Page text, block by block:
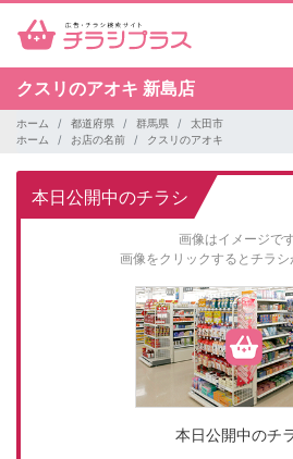
クスリのアオキ 新島店
ホーム 都道府県 群馬県
太田市
ホーム
お店の名前 クスリのアオキ
本日公開中のチラシ
画像はイメージです
画像をクリックするとチラシ
本日公開中のチ